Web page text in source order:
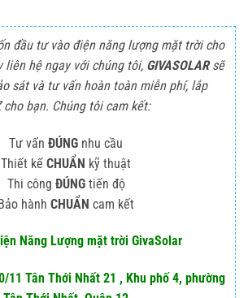
đầu tư vào điện năng lượng mặt trời cho
liên hệ ngay với chúng tôi, GIVASOLARsẽ
sát và tư vấn hoàn toàn miễn phí, lắp
bạn. Chúng tôi cam kết:
Tư vấn ĐÚNG nhu cầu
Thiết kế CHUẨN kỹ thuật
Thi công ĐÚNGtiến độ
hành CHUẨN cam kết
Năng Lượng mặt trời GivaSolar
11 Tân Thới Nhất 21 , Khu phố 4, phường